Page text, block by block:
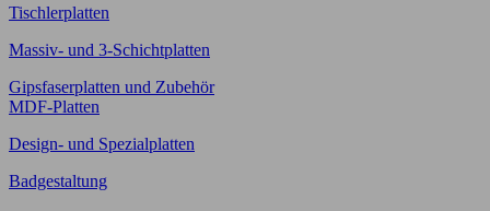
Tischlerplatten
Massiv- und 3-Schichtplatten
Gipsfaserplatten und Zubehör
MDF-Platten
Design- und Spezialplatten
Badgestaltung